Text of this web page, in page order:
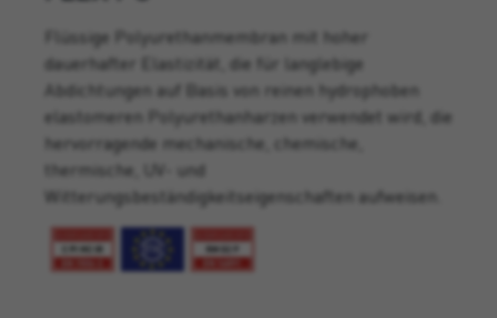
Flüssige Polyurethanmembran mit hoher
dauerhafter Elastizität, die für langlebige
Abdichtungen auf Basis von reinen hydrophoben
elastomeren Polyurethanharzen verwendet wird, die
hervorragende mechanische, chemische,
thermische, UV- und
Witterungsbeständigkeitseigenschaften aufweisen.